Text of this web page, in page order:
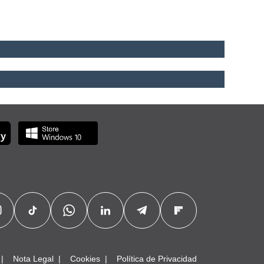
Nota Legal Cookies Política de Privacidad